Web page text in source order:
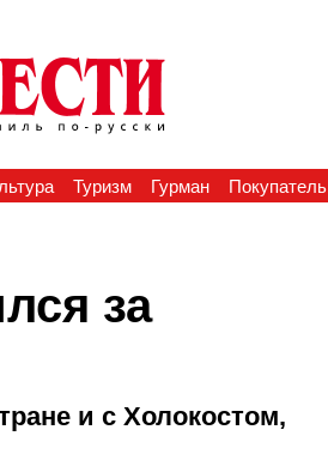
Туризм Гурман Покупатель
за
и с Холокостом,